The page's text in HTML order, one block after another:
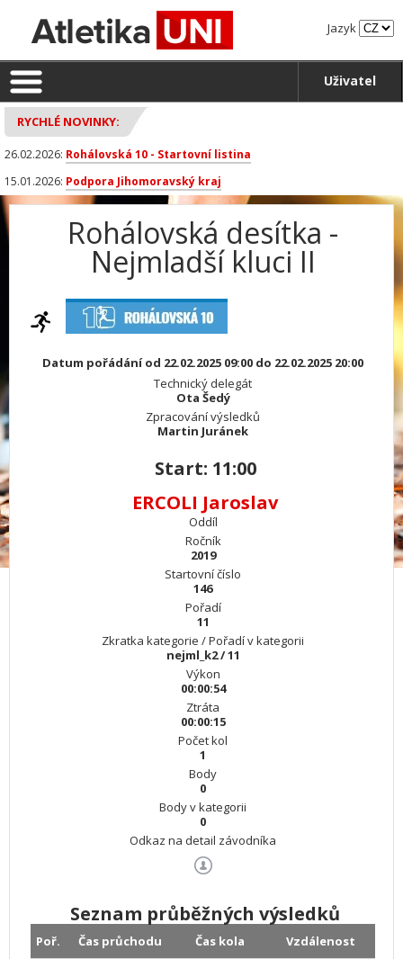
Jazyk
Uživatel
RYCHLÉ NOVINKY:
26.02.2026: Rohálovská 10 - Startovní listina
15.01.2026: Podpora Jihomoravský kraj
Rohálovská desítka -
Nejmladší kluci II
Datum pořádání od 22.02.2025 09:00 do 22.02.2025 20:00
Technický delegát
Ota Šedý
Zpracování výsledků
Martin Juránek
Start: 11:00
ERCOLI Jaroslav
Oddíl
Ročník
2019
Startovní číslo
146
Pořadí
11
Zkratka kategorie / Pořadí v kategorii
nejml_k2 / 11
Výkon
00:00:54
Ztráta
00:00:15
Počet kol
1
Body
0
Body v kategorii
0
Odkaz na detail závodníka
Seznam průběžných výsledků
Poř. Čas průchodu Čas kola
Vzdálenost